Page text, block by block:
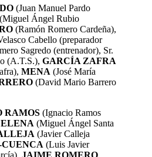
(Juan Manuel Pardo
(Miguel Ángel Rubio
(Ramón Romero Cardeña),
Cabello (preparador
Sagredo (entrenador), Sr.
(A.T.S.), GARCÍA ZAFRA
MENA (José María
(David Mario Barrero
RAMOS (Ignacio Ramos
(Miguel Ángel Santa
(Javier Calleja
(Luis Javier
JAIME ROMERO